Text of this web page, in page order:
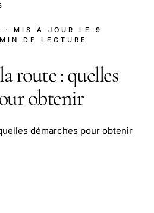
· MIS À JOUR LE 9
DE LECTURE
route : quelles
obtenir
démarches pour obtenir